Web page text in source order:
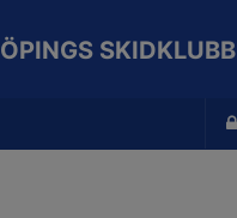
SKIDKLUBB